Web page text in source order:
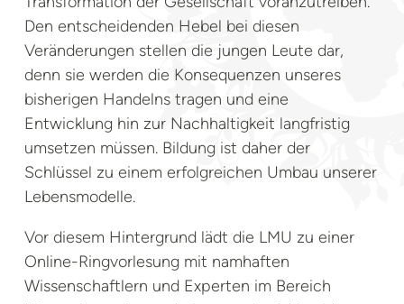
Den entscheidenden Hebel bei diesen
Veränderungen stellen die jungen Leute dar,
denn sie werden die Konsequenzen unseres
bisherigen Handelns tragen und eine
Entwicklung hin zur Nachhaltigkeit langfristig
umsetzen müssen. Bildung ist daher der
Schlüssel zu einem erfolgreichen Umbau unserer
Lebensmodelle.
Vor diesem Hintergrund lädt die LMU zu einer
Online-Ringvorlesung mit namhaften
Wissenschaftlern und Experten im Bereich